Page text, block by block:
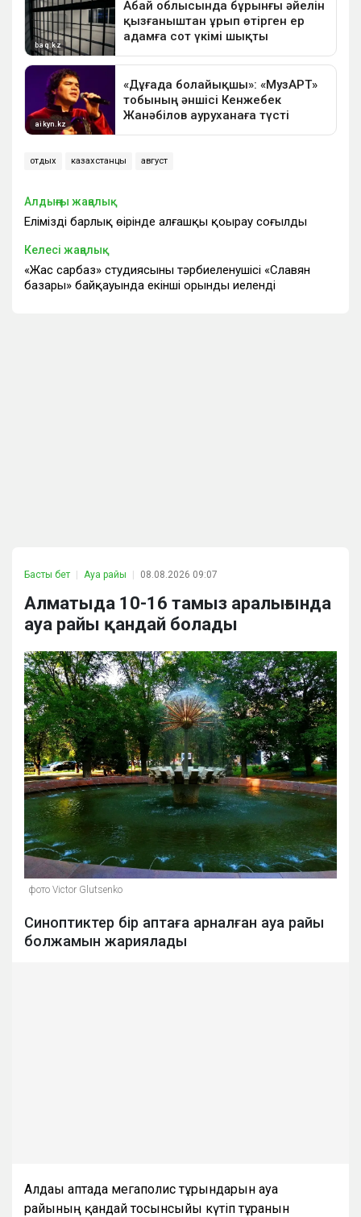
отдых казахстанцы август
Алдыңғы жаңалық
Еліміздің барлық өңірінде алғашқы қоңырау соғылды
Келесі жаңалық
«Жас сарбаз» студиясының тәрбиеленушісі «Славян
базары» байқауында екінші орынды иеленді
Басты бет Ауа райы 08.08.2026 09:07
Алматыда 10-16 тамыз аралығында
ауа райы қандай болады
фото Victor Glutsenko
Синоптиктер бір аптаға арналған ауа райы
болжамын жариялады
Алдағы аптада мегаполис тұрғындарын ауа
райының қандай тосынсыйы күтіп тұрғанын